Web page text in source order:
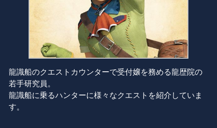
龍識船のクエストカウンターで受付嬢を務める龍歴院の
若手研究員。
龍識船に乗るハンターに様々なクエストを紹介していま
す。